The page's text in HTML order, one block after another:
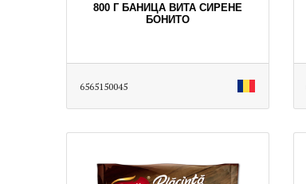
800 Г БАНИЦА ВИТА СИРЕНЕ
БОНИТО
6565150045